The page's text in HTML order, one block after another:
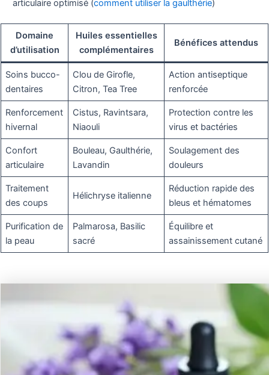
articulaire optimisé (comment utiliser la gaulthérie)
Domaine
d’utilisation
Huiles essentielles
complémentaires
Bénéfices attendus
Soins bucco-
dentaires
Clou de Girofle,
Citron, Tea Tree
Action antiseptique
renforcée
Renforcement
hivernal
Cistus, Ravintsara,
Niaouli
Protection contre les
virus et bactéries
Confort
articulaire
Bouleau, Gaulthérie,
Lavandin
Soulagement des
douleurs
Traitement
des coups
Hélichryse italienne
Réduction rapide des
bleus et hématomes
Purification de
la peau
Palmarosa, Basilic
sacré
Équilibre et
assainissement cutané